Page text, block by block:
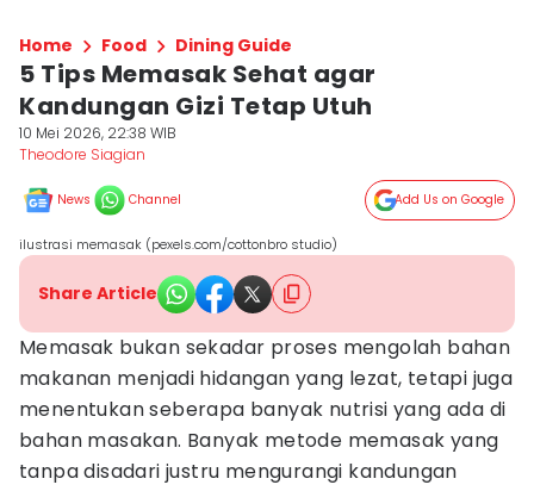
Home Food Dining Guide
5 Tips Memasak Sehat agar
Kandungan Gizi Tetap Utuh
10 Mei 2026, 22:38 WIB
Theodore Siagian
News Channel Add Us on Google
ilustrasi memasak (pexels.com/cottonbro studio)
Share Article
Memasak bukan sekadar proses mengolah bahan
makanan menjadi hidangan yang lezat, tetapi juga
menentukan seberapa banyak nutrisi yang ada di
bahan masakan. Banyak metode memasak yang
tanpa disadari justru mengurangi kandungan